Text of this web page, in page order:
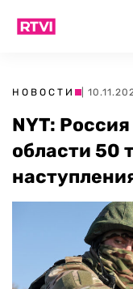
НОВОСТИ |
NYT:
области 50